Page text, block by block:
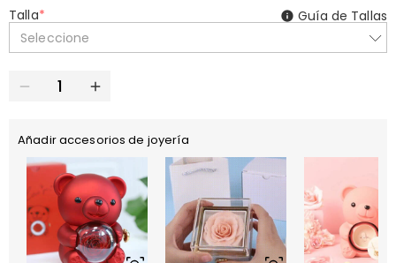
Talla*
Seleccione
Guía de Tallas
Añadir accesorios de joyería